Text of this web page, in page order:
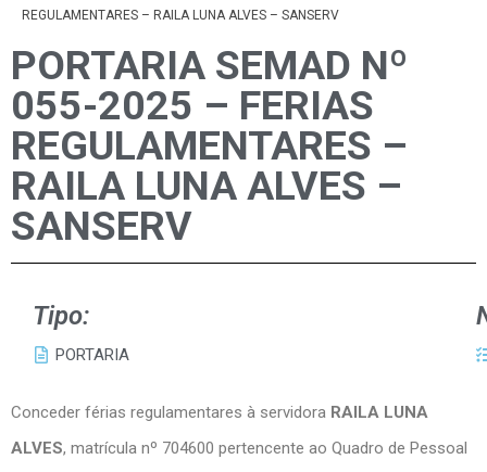
REGULAMENTARES – RAILA LUNA ALVES – SANSERV
PORTARIA SEMAD Nº
055-2025 – FERIAS
REGULAMENTARES –
RAILA LUNA ALVES –
SANSERV
Tipo:
PORTARIA
Conceder férias regulamentares à servidora RAILA LUNA
ALVES, matrícula nº 704600 pertencente ao Quadro de Pessoal